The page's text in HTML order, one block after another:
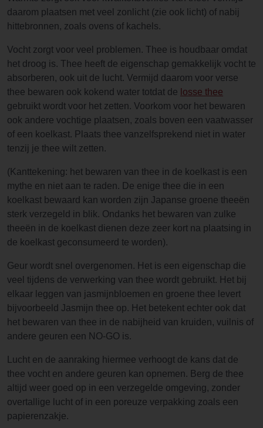
daarom plaatsen met veel zonlicht (zie ook licht) of nabij
hittebronnen, zoals ovens of kachels.
Vocht zorgt voor veel problemen. Thee is houdbaar omdat
het droog is. Thee heeft de eigenschap gemakkelijk vocht te
absorberen, ook uit de lucht. Vermijd daarom voor verse
thee bewaren ook kokend water totdat de losse thee
gebruikt wordt voor het zetten. Voorkom voor het bewaren
ook andere vochtige plaatsen, zoals boven een vaatwasser
of een koelkast. Plaats thee vanzelfsprekend niet in water
tenzij je thee wilt zetten.
(Kanttekening: het bewaren van thee in de koelkast is een
mythe en niet aan te raden. De enige thee die in een
koelkast bewaard kan worden zijn Japanse groene theeën
sterk verzegeld in blik. Ondanks het bewaren van zulke
theeën in de koelkast dienen deze zeer kort na plaatsing in
de koelkast geconsumeerd te worden).
Geur wordt snel overgenomen. Het is een eigenschap die
veel tijdens de verwerking van thee wordt gebruikt. Het bij
elkaar leggen van jasmijnbloemen en groene thee levert
bijvoorbeeld Jasmijn thee op. Het betekent echter ook dat
het bewaren van thee in de nabijheid van kruiden, vuilnis of
andere geuren een NO-GO is.
Lucht en de aanraking hiermee verhoogt de kans dat de
thee vocht en andere geuren kan opnemen. Berg de thee
altijd weer goed op in een verzegelde omgeving, zonder
overtallige lucht of in een poreuze verpakking zoals een
papierenzakje.